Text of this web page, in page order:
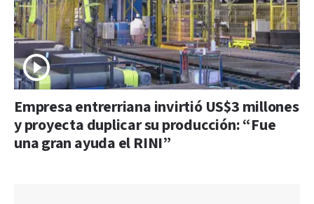
Empresa entrerriana invirtió US$3 millones
y proyecta duplicar su producción: “Fue
una gran ayuda el RINI”